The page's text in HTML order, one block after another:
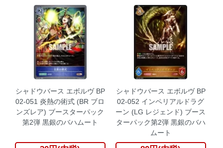
シャドウバース エボルヴ BP
02-051 炎熱の術式 (BR ブロ
ンズレア) ブースターパック
第2弾 黒銀のバハムート
シャドウバース エボルヴ BP
02-052 インペリアルドラグ
ーン (LG レジェンド) ブース
ターパック第2弾 黒銀のバハ
ムート